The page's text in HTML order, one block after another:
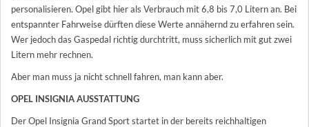
personalisieren. Opel gibt hier als Verbrauch mit 6,8 bis 7,0 Litern an. Bei
entspannter Fahrweise dürften diese Werte annähernd zu erfahren sein.
Wer jedoch das Gaspedal richtig durchtritt, muss sicherlich mit gut zwei
Litern mehr rechnen.
Aber man muss ja nicht schnell fahren, man kann aber.
OPEL INSIGNIA AUSSTATTUNG
Der Opel Insignia Grand Sport startet in der bereits reichhaltigen